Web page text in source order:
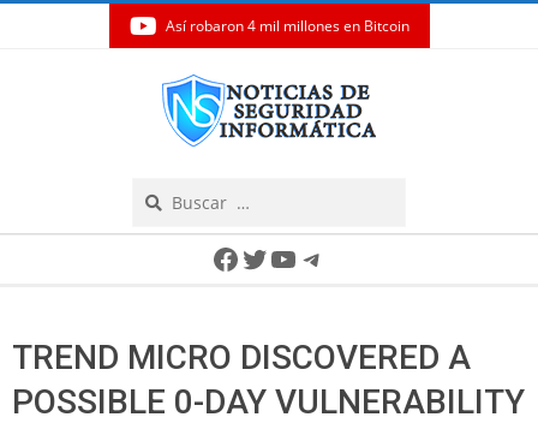
Así robaron 4 mil millones en Bitcoin
Facebook
Twitter
YouTube
Telegram
TREND MICRO DISCOVERED A
POSSIBLE 0-DAY VULNERABILITY